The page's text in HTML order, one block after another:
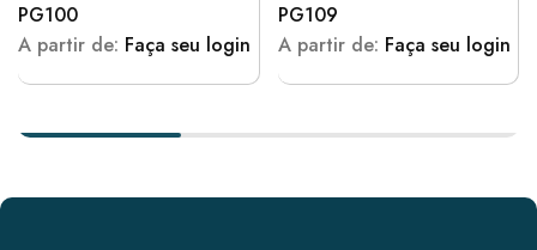
PG100
A partir de: Faça seu login
PG109
A partir de: Faça seu login